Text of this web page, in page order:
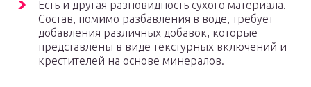
Есть и другая разновидность сухого материала.
Состав, помимо разбавления в воде, требует
добавления различных добавок, которые
представлены в виде текстурных включений и
крестителей на основе минералов.